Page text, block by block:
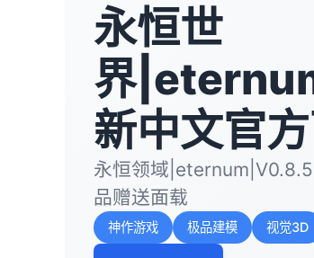
永恒世
界
新中文官
永恒领域
品赠送面载
神作游戏 极品建模 视觉3D